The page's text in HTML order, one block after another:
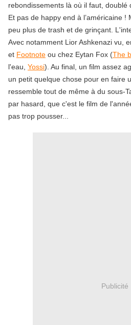
rebondissements là où il faut, doublé
Et pas de happy end à l’américaine !
peu plus de trash et de grinçant.
Avec notamment Lior Ashkenazi vu,
et Footnote ou chez Eytan Fox (The
l'eau, Yossi). Au final, un film assez
un petit quelque chose pour en faire
ressemble tout de même à du sous-
par hasard, que c'est le film de
pas trop pousser...
Publicité